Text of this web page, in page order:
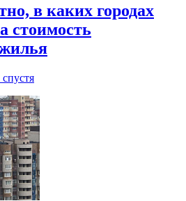
в каких городах
стоимость
спустя